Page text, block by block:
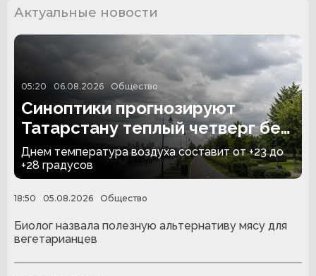
Актуальные новости
05:20 06.08.2026 Общество
Синоптики прогнозируют
Татарстану теплый четверг без
дождей
Днем температура воздуха составит от +23 до
+28 градусов
18:50 05.08.2026 Общество
Биолог назвала полезную альтернативу мясу для
вегетарианцев